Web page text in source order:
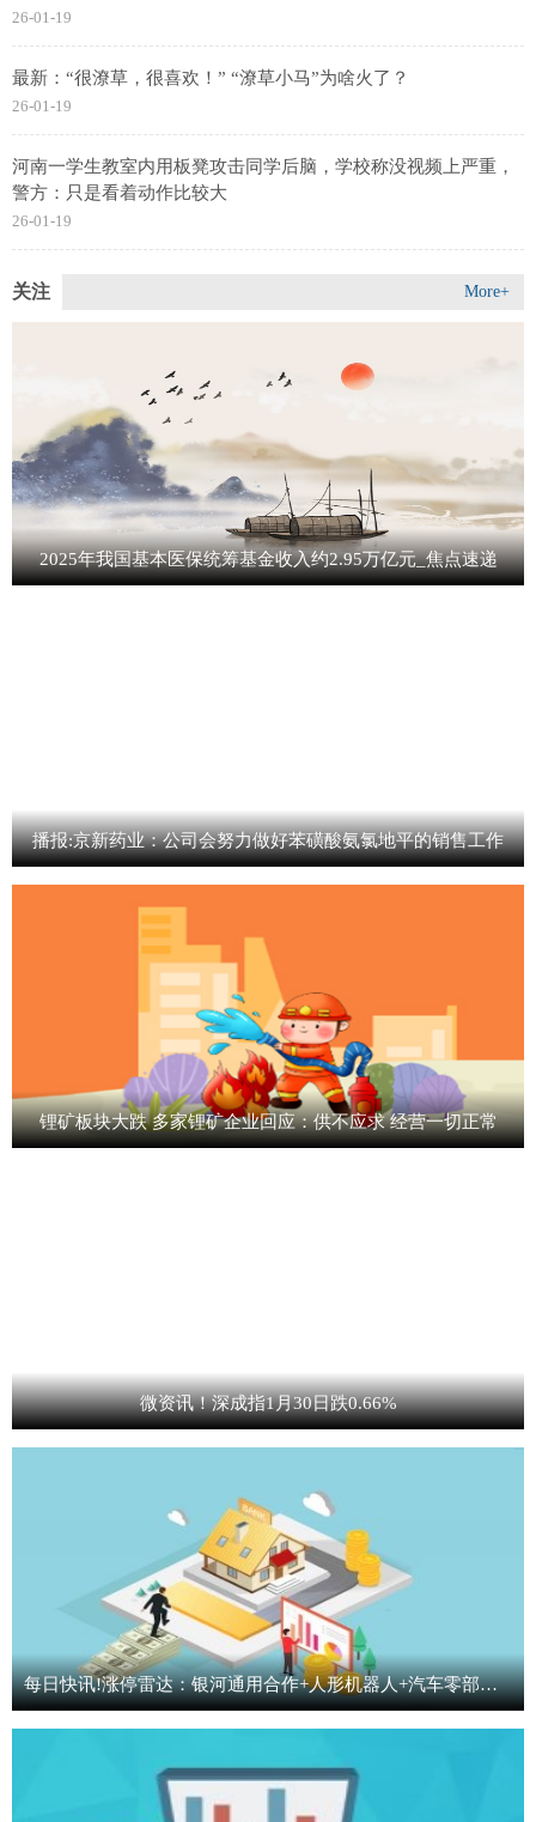
26-01-19
最新：“很潦草，很喜欢！” “潦草小马”为啥火了？
26-01-19
河南一学生教室内用板凳攻击同学后脑，学校称没视频上严重，
警方：只是看着动作比较大
26-01-19
关注 More+
2025年我国基本医保统筹基金收入约2.95万亿元_焦点速递
播报:京新药业：公司会努力做好苯磺酸氨氯地平的销售工作
锂矿板块大跌 多家锂矿企业回应：供不应求 经营一切正常
微资讯！深成指1月30日跌0.66%
每日快讯!涨停雷达：银河通用合作+人形机器人+汽车零部件+粉末冶金 百达精工触及涨停